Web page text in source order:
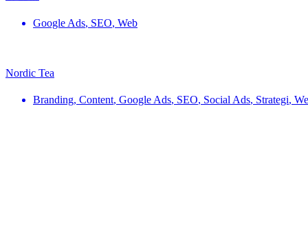
Google Ads, SEO, Web
Nordic Tea
Branding, Content, Google Ads, SEO, Social Ads, Strategi,